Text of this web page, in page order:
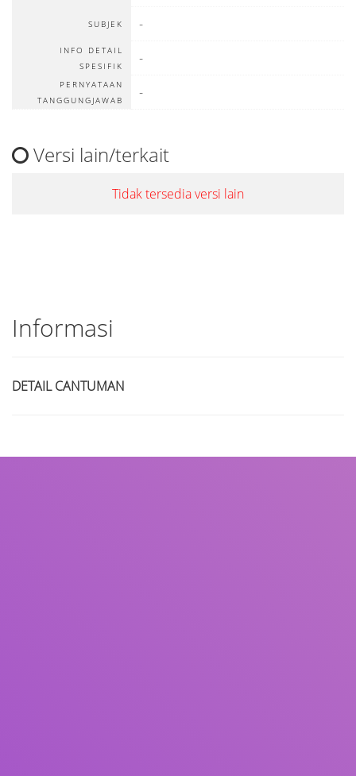
SUBJEK -
INFO DETAIL
SPESIFIK
-
PERNYATAAN
TANGGUNGJAWAB
-
Versi lain/terkait
Tidak tersedia versi lain
Informasi
DETAIL CANTUMAN